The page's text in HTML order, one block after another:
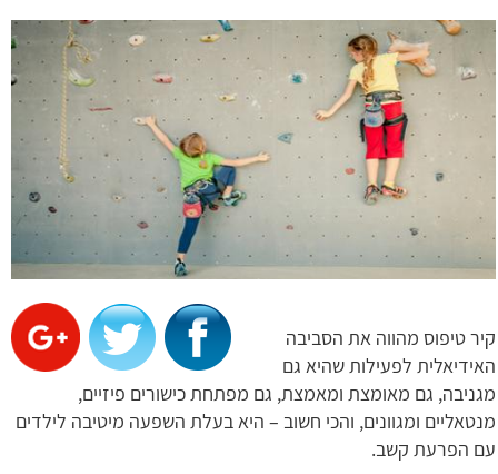
קיר טיפוס מהווה את הסביבה
האידיאלית לפעילות שהיא גם
מגניבה, גם מאומצת ומאמצת, גם מפתחת כישורים פיזיים,
מנטאליים ומגוונים, והכי חשוב – היא בעלת השפעה מיטיבה לילדים
עם הפרעת קשב.